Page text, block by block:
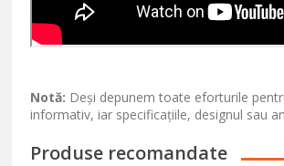
Notă: Deși depunem toate eforturile
informativ, iar specificațiile, designul sau
Produse recomandate